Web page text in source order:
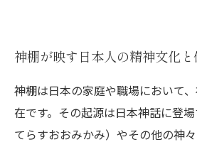
神棚が映す日本人の精神文化
神棚は日本の家庭や職場において
在です。その起源は日本神話に登
てらすおおみかみ）やその他の神